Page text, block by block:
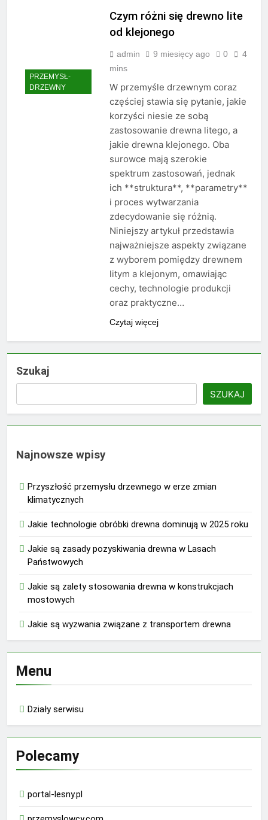
PRZEMYSŁ-
DRZEWNY
Czym różni się drewno lite
od klejonego
admin 9 miesięcy ago 0
4
mins
W przemyśle drzewnym coraz
częściej stawia się pytanie, jakie
korzyści niesie ze sobą
zastosowanie drewna litego, a
jakie drewna klejonego. Oba
surowce mają szerokie
spektrum zastosowań, jednak
ich **struktura**, **parametry**
i proces wytwarzania
zdecydowanie się różnią.
Niniejszy artykuł przedstawia
najważniejsze aspekty związane
z wyborem pomiędzy drewnem
litym a klejonym, omawiając
cechy, technologie produkcji
oraz praktyczne…
Czytaj więcej
Szukaj
SZUKAJ
Najnowsze wpisy
Przyszłość przemysłu drzewnego w erze zmian
klimatycznych
Jakie technologie obróbki drewna dominują w 2025 roku
Jakie są zasady pozyskiwania drewna w Lasach
Państwowych
Jakie są zalety stosowania drewna w konstrukcjach
mostowych
Jakie są wyzwania związane z transportem drewna
Menu
Działy serwisu
Polecamy
portal-lesny.pl